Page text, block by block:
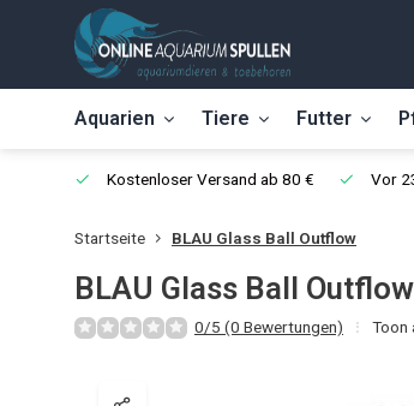
Aquarien Tiere Futter
Kostenloser Versand ab 80 € Vor
Startseite BLAU Glass Ball Outflow
BLAU Glass Ball Outflow
0/5 (0 Bewertungen) Toon